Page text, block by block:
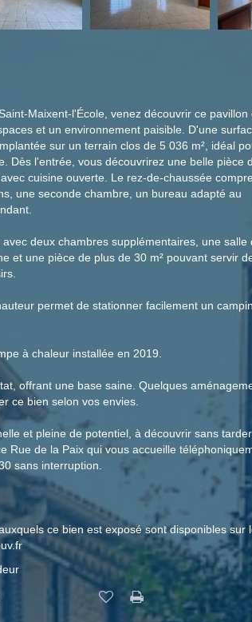
Maixent-l'École, venez découvrir ce pavillon
et un environnement paisible. D'une
sur un terrain clos de 5 036 m², idéal
Dès l'entrée, vous découvrirez une belle pièce
cuisine ouverte. Le rez-de-chaussée
une seconde chambre, un bureau adapté au
deux chambres supplémentaires, une salle
et une pièce de plus de 30 m² pouvant servir
permet de stationner facilement un
à chaleur installée en 2019.
offrant une base saine. Quelques
ce bien selon vos envies.
et pleine de potentiel, à découvrir sans tarder.
Rue de la Paix qui vous accueille
sans interruption.
ce bien est exposé sont disponibles sur